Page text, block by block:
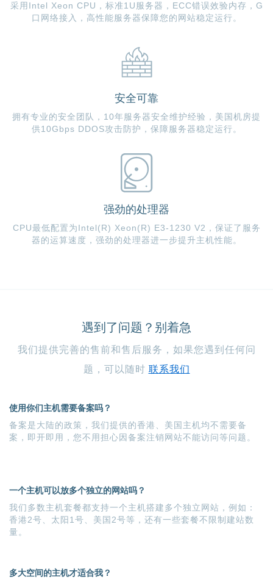
采用Intel Xeon CPU，标准1U服务器，ECC错误效验内存，G
口网络接入，高性能服务器保障您的网站稳定运行。
安全可靠
拥有专业的安全团队，10年服务器安全维护经验，美国机房提
供10Gbps DDOS攻击防护，保障服务器稳定运行。
强劲的处理器
CPU最低配置为Intel(R) Xeon(R) E3-1230 V2，保证了服务
器的运算速度，强劲的处理器进一步提升主机性能。
遇到了问题？别着急
我们提供完善的售前和售后服务，如果您遇到任何问
题，可以随时 联系我们
使用你们主机需要备案吗？
备案是大陆的政策，我们提供的香港、美国主机均不需要备
案，即开即用，您不用担心因备案注销网站不能访问等问题。
一个主机可以放多个独立的网站吗？
我们多数主机套餐都支持一个主机搭建多个独立网站，例如：
香港2号、太阳1号、美国2号等，还有一些套餐不限制建站数
量。
多大空间的主机才适合我？